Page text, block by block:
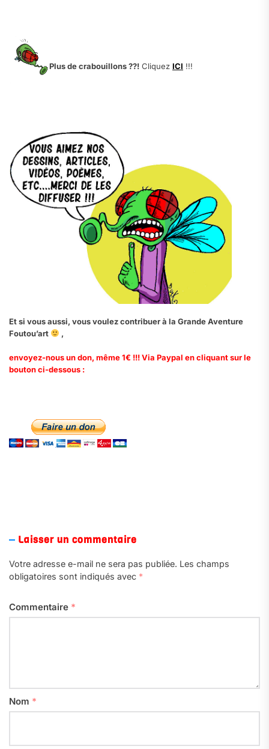
Plus de crabouillons ??! Cliquez ICI !!!
Et si vous aussi, vous voulez contribuer à la Grande Aventure
Foutou’art
,
envoyez-nous un don, même 1€ !!! Via Paypal en cliquant sur le
bouton ci-dessous :
Laisser un commentaire
Votre adresse e-mail ne sera pas publiée. Les champs
obligatoires sont indiqués avec *
Commentaire *
Nom *